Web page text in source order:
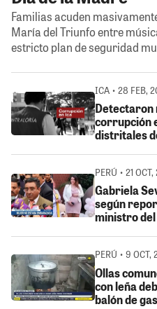
Familias acuden
María del Triunfo entre
estricto plan de seguridad
ICA • 28 FEB,
Detectaron
corrupción
distritales
PERÚ • 21
Gabriela
según
ministro
PERÚ • 9 OCT,
Ollas
con leña
balón de gas